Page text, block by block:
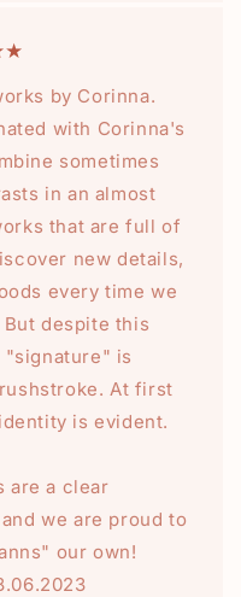
by Corinna.
with Corinna's
sometimes
in an almost
that are full of
new details,
every time we
despite this
is
At first
is evident.
are a clear
we are proud to
our own!